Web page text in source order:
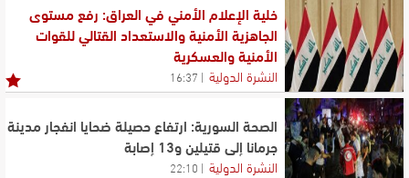
خلية الإعلام الأمني في العراق: رفع مستوى
الجاهزية الأمنية والاستعداد القتالي للقوات
الأمنية والعسكرية
النشرة الدولية 16:37
الصحة السورية: ارتفاع حصيلة ضحايا انفجار مدينة
جرمانا إلى قتيلين و13 إصابة
النشرة الدولية 22:10